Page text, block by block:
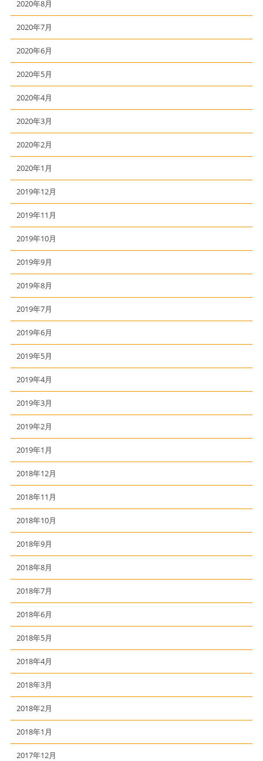
2020年8月
2020年7月
2020年6月
2020年5月
2020年4月
2020年3月
2020年2月
2020年1月
2019年12月
2019年11月
2019年10月
2019年9月
2019年8月
2019年7月
2019年6月
2019年5月
2019年4月
2019年3月
2019年2月
2019年1月
2018年12月
2018年11月
2018年10月
2018年9月
2018年8月
2018年7月
2018年6月
2018年5月
2018年4月
2018年3月
2018年2月
2018年1月
2017年12月